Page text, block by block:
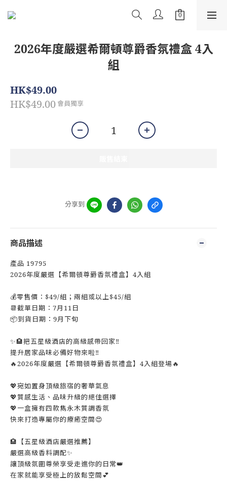
2026年度嚴選希爾頓尊爵香氛禮盒 4入
組
HK$49.00
HK$49.00 會員獨享
分享到
商品描述
產品 19795
2026年度嚴選【希爾頓尊爵香氛禮盒】4入組
💰零售價：$49/組；兩組或以上$45/組
📆截單日期：7月11日
📦到貨日期：9月下旬
✨🏨把五星級酒店的高級感帶回家‼️
提升居家品味必備好物來啦‼️
🔥2026年度嚴選【希爾頓尊爵香氛禮盒】4入組登場🔥
💖宛如置身頂級旅宿的奢華氣息
💖質感生活、品味升級的絕佳選擇
💖一盒擁有四款雋永木質調香氛
快來打造專屬你的療癒空間😍
🏨【五星級酒店嚴選推薦】
嚴選高級香料調配✨
讓頂級氛圍尊榮享受走進你的日常👑
在家就能享受極上的放鬆空間💕